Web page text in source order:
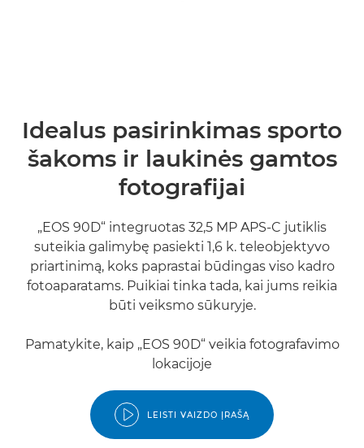
Idealus pasirinkimas sporto
šakoms ir laukinės gamtos
fotografijai
„EOS 90D“ integruotas 32,5 MP APS-C jutiklis
suteikia galimybę pasiekti 1,6 k. teleobjektyvo
priartinimą, koks paprastai būdingas viso kadro
fotoaparatams. Puikiai tinka tada, kai jums reikia
būti veiksmo sūkuryje.
Pamatykite, kaip „EOS 90D“ veikia fotografavimo
lokacijoje
LEISTI VAIZDO ĮRAŠĄ